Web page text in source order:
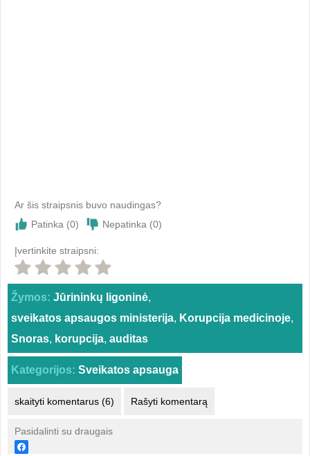
Ar šis straipsnis buvo naudingas?
Patinka (0) Nepatinka (0)
Įvertinkite straipsni:
Žymos: Jūrininkų ligoninė,
sveikatos apsaugos ministerija, Korupcija medicinoje,
Snoras, korupcija, auditas
Kategorijos: Sveikatos apsauga
skaityti komentarus (6) Rašyti komentarą
Pasidalinti su draugais